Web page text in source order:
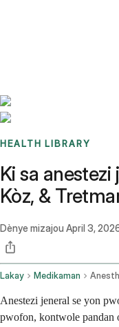
HEALTH LIBRARY
Ki sa
Kòz, &
Dènye mizajou April 3,
Lakay Medikaman
Anestezi jeneral se yon
pwofon, kontwole pandan